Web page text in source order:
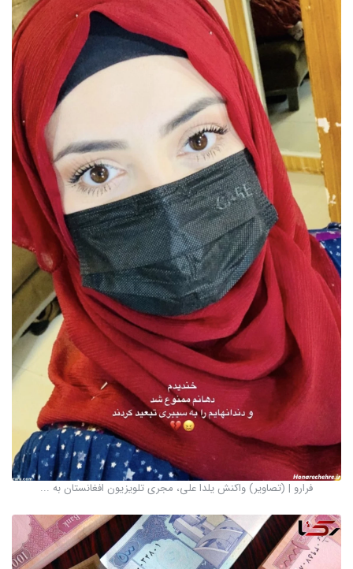
فرارو | (تصاویر) واکنش یلدا علی، مجری تلویزیون افغانستان به ...